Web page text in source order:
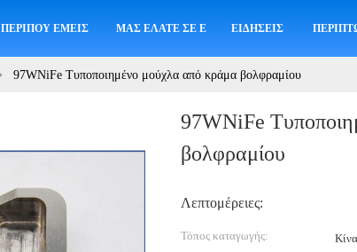
ΠΕΡΊΠΟΥ ΕΜΕΊΣ ΜΑΣ ΕΛΆΤΕ ΣΕ ΕΠΑΦΉ ΜΕΕΙΔΉΣΕΙΣ
97WNiFe Τυποποιημένο μούχλα από κράμα βολφραμίου
97WNiFe
βολφραμίου
Λεπτομέρειες:
Τόπος καταγωγής: Κίνα